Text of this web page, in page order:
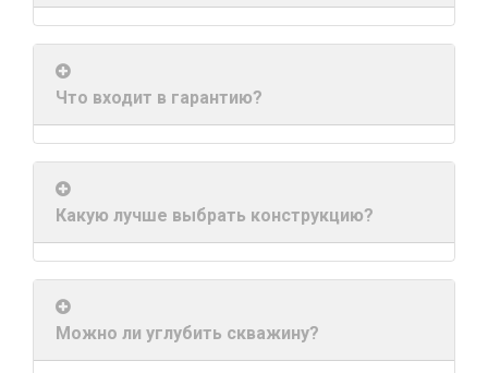
Что входит в гарантию?
Какую лучше выбрать конструкцию?
Можно ли углубить скважину?